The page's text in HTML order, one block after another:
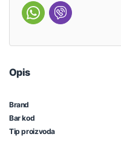
Opis
Brand
Bar kod
Tip proizvoda